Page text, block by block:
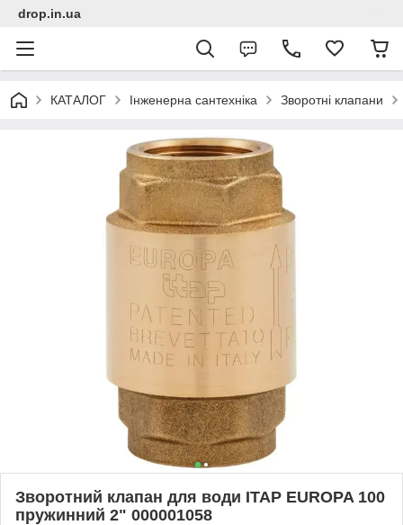
drop.in.ua
КАТАЛОГ Інженерна сантехніка Зворотні клапани
Зворотний клапан для води ITAP EUROPA 100
пружинний 2" 000001058